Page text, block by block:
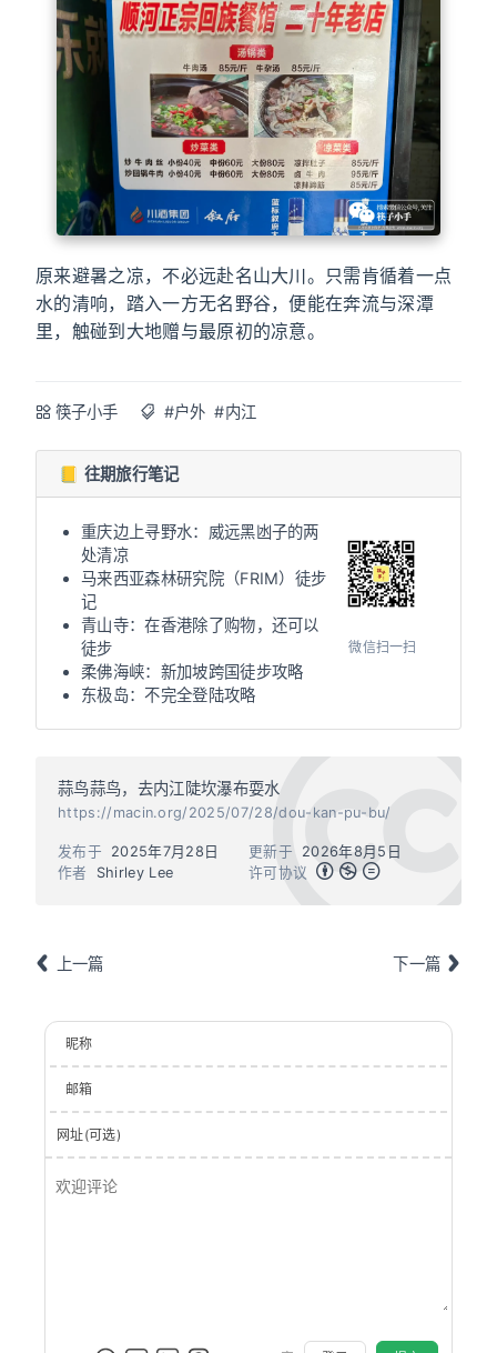
原来避暑之凉，不必远赴名山大川。只需肯循着一点
水的清响，踏入一方无名野谷，便能在奔流与深潭
里，触碰到大地赠与最原初的凉意。
筷子小手 #户外 #内江
📒 往期旅行笔记
重庆边上寻野水：威远黑凼子的两
处清凉
马来西亚森林研究院（FRIM）徒步
记
青山寺：在香港除了购物，还可以
徒步
柔佛海峡：新加坡跨国徒步攻略
东极岛：不完全登陆攻略
微信扫一扫
蒜鸟蒜鸟，去内江陡坎瀑布耍水
https://macin.org/2025/07/28/dou-kan-pu-bu/
作者 Shirley Lee
发布于 2025年7月28日 更新于
2026年8月5日
许可协议
上一篇 下一篇
昵称
邮箱
网址(可选)